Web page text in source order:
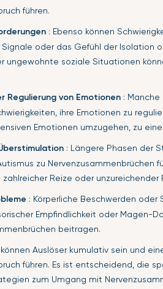
führen.
: Ebenso können
oder das Gefühl der Isolation
ungewohnte soziale Situationen
Regulierung von Emotionen :
ihre Emotionen zu
Emotionen umzugehen, zu
: Längere Phasen der
zu Nervenzusammenbrüchen
zahlreicher Reize oder unzureichender
: Körperliche Beschwerden oder
Empfindlichkeit oder Magen-
beitragen.
Auslöser kumulativ sein und
führen. Es ist entscheidend, die
zum Umgang mit